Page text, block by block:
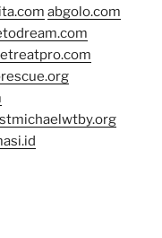
abgolo.com
stmichaelwtby.org